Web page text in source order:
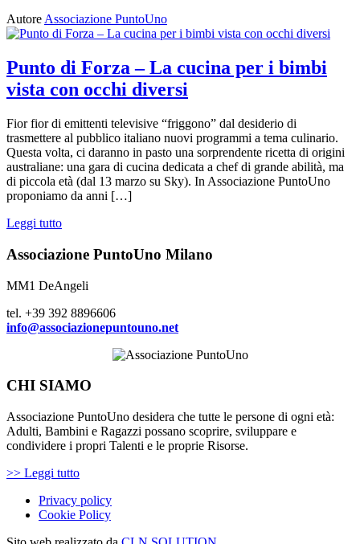
Autore Associazione PuntoUno
Punto di Forza – La cucina per i bimbi
vista con occhi diversi
Fior fior di emittenti televisive “friggono” dal desiderio di
trasmettere al pubblico italiano nuovi programmi a tema culinario.
Questa volta, ci daranno in pasto una sorprendente ricetta di origini
australiane: una gara di cucina dedicata a chef di grande abilità, ma
di piccola età (dal 13 marzo su Sky). In Associazione PuntoUno
proponiamo da anni […]
Leggi tutto
Associazione PuntoUno Milano
MM1 DeAngeli
tel. +39 392 8896606
info@associazionepuntouno.net
CHI SIAMO
Associazione PuntoUno desidera che tutte le persone di ogni età:
Adulti, Bambini e Ragazzi possano scoprire, sviluppare e
condividere i propri Talenti e le proprie Risorse.
>> Leggi tutto
Privacy policy
Cookie Policy